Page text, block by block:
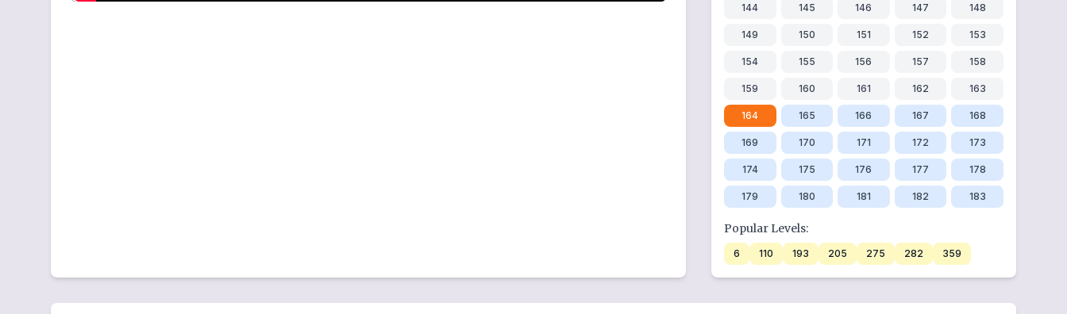
144 145 146 147 148
149 150 151 152 153
154 155 156 157 158
159 160 161 162 163
164 165 166 167 168
169 170 171 172 173
174 175 176 177 178
179 180 181 182 183
Popular Levels:
6 110 193 205 275 282 359